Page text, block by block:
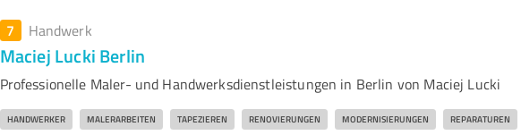
7 Handwerk
Maciej Lucki Berlin
Professionelle Maler- und Handwerksdienstleistungen in Berlin von Maciej Lucki
HANDWERKER MALERARBEITEN TAPEZIEREN RENOVIERUNGEN MODERNISIERUNGEN REPARATUREN